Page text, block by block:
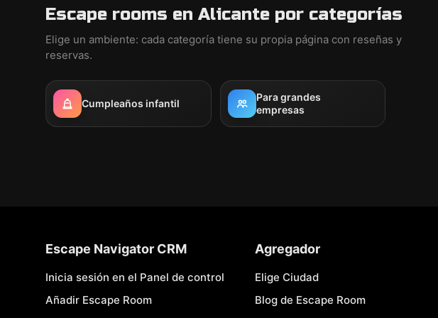
Escape rooms en Alicante por categorías
Elige un ambiente: cada categoría tiene su propia página con reseñas y
reservas.
Cumpleaños infantil
Para grandes
empresas
Escape Navigator CRM
Inicia sesión en el Panel de control
Añadir Escape Room
Agregador
Elige Ciudad
Blog de Escape Room